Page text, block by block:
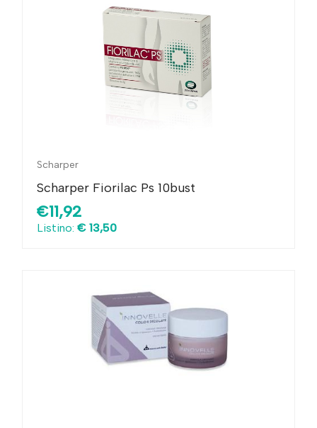
Scharper
Scharper Fiorilac Ps 10bust
€11,92
Listino: € 13,50